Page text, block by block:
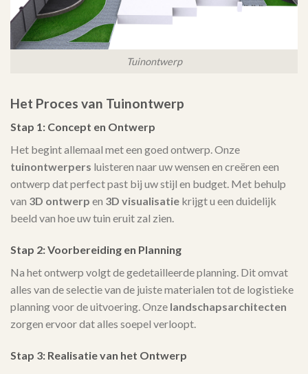
Tuinontwerp
Het Proces van Tuinontwerp
Stap 1: Concept en Ontwerp
Het begint allemaal met een goed ontwerp. Onze
tuinontwerpers luisteren naar uw wensen en creëren een
ontwerp dat perfect past bij uw stijl en budget. Met behulp
van 3D ontwerp en 3D visualisatie krijgt u een duidelijk
beeld van hoe uw tuin eruit zal zien.
Stap 2: Voorbereiding en Planning
Na het ontwerp volgt de gedetailleerde planning. Dit omvat
alles van de selectie van de juiste materialen tot de logistieke
planning voor de uitvoering. Onze landschapsarchitecten
zorgen ervoor dat alles soepel verloopt.
Stap 3: Realisatie van het Ontwerp